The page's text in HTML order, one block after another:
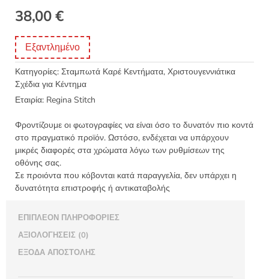
38,00€
Εξαντλημένο
Κατηγορίες: Σταμπωτά Καρέ Κεντήματα, Χριστουγεννιάτικα
Σχέδια για Κέντημα
Εταιρία: Regina Stitch
Φροντίζουμε οι φωτογραφίες να είναι όσο το δυνατόν πιο κοντά
στο πραγματικό προϊόν. Ωστόσο, ενδέχεται να υπάρχουν
μικρές διαφορές στα χρώματα λόγω των ρυθμίσεων της
οθόνης σας.
Σε προιόντα που κόβονται κατά παραγγελία, δεν υπάρχει η
δυνατότητα επιστροφής ή αντικαταβολής
ΕΠΙΠΛΈΟΝ ΠΛΗΡΟΦΟΡΊΕΣ
ΑΞΙΟΛΟΓΉΣΕΙΣ (0)
ΈΞΟΔΑ ΑΠΟΣΤΟΛΉΣ